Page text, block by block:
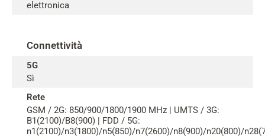
elettronica
Connettività
5G
Sì
Rete
GSM / 2G: 850/900/1800/1900 MHz | UMTS / 3G:
B1(2100)/B8(900) | FDD / 5G:
n1(2100)/n3(1800)/n5(850)/n7(2600)/n8(900)/n20(800)/